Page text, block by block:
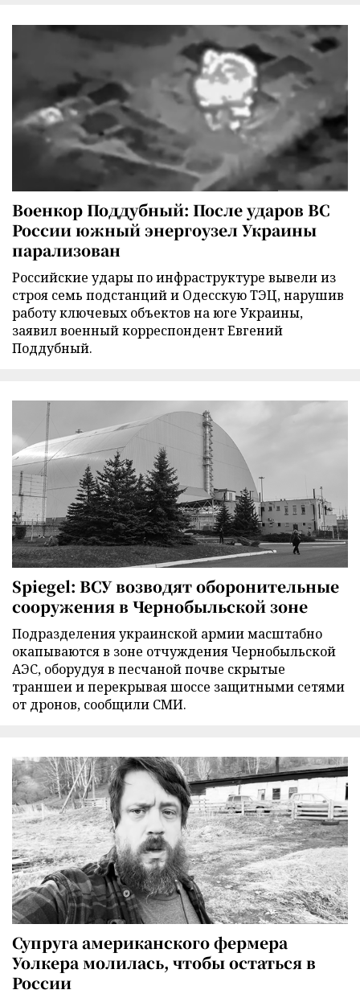
Военкор Поддубный: После ударов ВС
России южный энергоузел Украины
парализован
Российские удары по инфраструктуре вывели из
строя семь подстанций и Одесскую ТЭЦ, нарушив
работу ключевых объектов на юге Украины,
заявил военный корреспондент Евгений
Поддубный.
Spiegel: ВСУ возводят оборонительные
сооружения в Чернобыльской зоне
Подразделения украинской армии масштабно
окапываются в зоне отчуждения Чернобыльской
АЭС, оборудуя в песчаной почве скрытые
траншеи и перекрывая шоссе защитными сетями
от дронов, сообщили СМИ.
Супруга американского фермера
Уолкера молилась, чтобы остаться в
России